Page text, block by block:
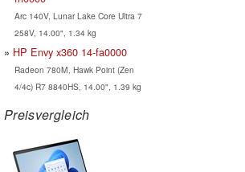
Arc 140V, Lunar Lake Core Ultra 7
258V, 14.00", 1.34 kg
HP Envy x360 14-fa0000
Radeon 780M, Hawk Point (Zen
4/4c) R7 8840HS, 14.00", 1.39 kg
Preisvergleich